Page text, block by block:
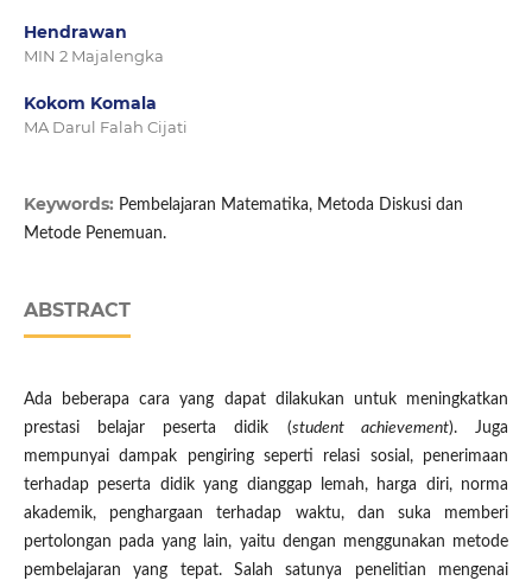
Hendrawan
MIN 2 Majalengka
Kokom Komala
MA Darul Falah Cijati
Keywords: Pembelajaran Matematika, Metoda Diskusi dan
Metode Penemuan.
ABSTRACT
Ada beberapa cara yang dapat dilakukan untuk meningkatkan
prestasi belajar peserta didik (student achievement). Juga
mempunyai dampak pengiring seperti relasi sosial, penerimaan
terhadap peserta didik yang dianggap lemah, harga diri, norma
akademik, penghargaan terhadap waktu, dan suka memberi
pertolongan pada yang lain, yaitu dengan menggunakan metode
pembelajaran yang tepat. Salah satunya penelitian mengenai